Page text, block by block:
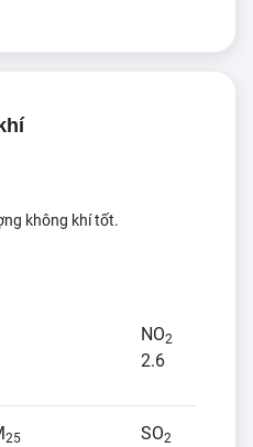
không khí tốt.
NO2
2.6
25 SO2